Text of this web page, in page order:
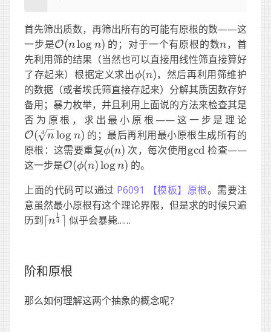
首先筛出质数，再筛出所有的可能有原根的数——这
一步是\mathcal
O (n\log
n)
O(nlog n) 的；对于一个有原根的数n
n，首
先利用筛的结果（当然也可以直接用线性筛直接算好
了存起来）根据定义求出\phi(n)
ϕ(n)，然后再利用筛维护
的数据（或者埃氏筛直接存起来）分解其质因数存好
备用；暴力枚举，并且利用上面说的方法来检查其是
否为原根，求出最小原根——这一步是理论
O( 4 n log n) 的；最后再利用最小原根生成所有的
原根：这需要重复\phi(n)
ϕ(n) 次，每次使用\gcd
gcd检查——
这一步是\mathcal
n)
O(ϕ(n)logn) 的。
上面的代码可以通过 P6091 【模板】原根。需要注
意虽然最小原根有这个理论界限，但是求的时候只遍
历到\lceil
⌈n4
1 ⌉ 似乎会暴毙……
阶和原根
那么如何理解这两个抽象的概念呢？